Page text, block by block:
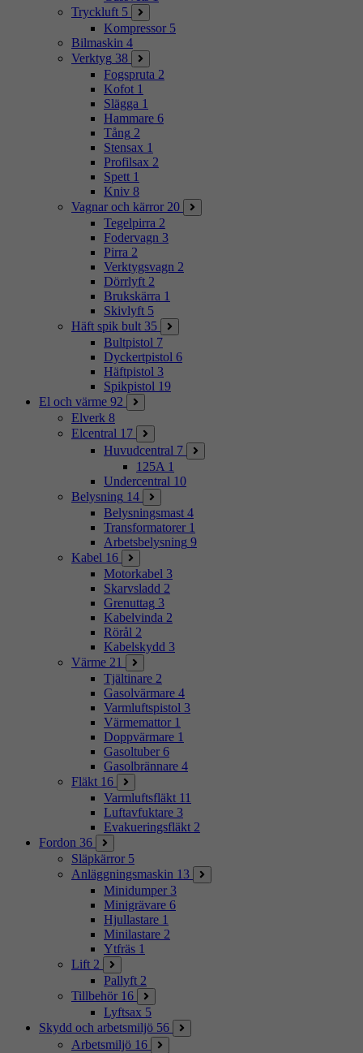
Tryckluft 5
Kompressor 5
Bilmaskin 4
Verktyg 38
Fogspruta 2
Kofot 1
Slägga 1
Hammare 6
Tång 2
Stensax 1
Profilsax 2
Spett 1
Kniv 8
Vagnar och kärror 20
Tegelpirra 2
Fodervagn 3
Pirra 2
Verktygsvagn 2
Dörrlyft 2
Brukskärra 1
Skivlyft 5
Häft spik bult 35
Bultpistol 7
Dyckertpistol 6
Häftpistol 3
Spikpistol 19
El och värme 92
Elverk 8
Elcentral 17
Huvudcentral 7
125A 1
Undercentral 10
Belysning 14
Belysningsmast 4
Transformatorer 1
Arbetsbelysning 9
Kabel 16
Motorkabel 3
Skarvsladd 2
Grenuttag 3
Kabelvinda 2
Rörål 2
Kabelskydd 3
Värme 21
Tjältinare 2
Gasolvärmare 4
Varmluftspistol 3
Värmemattor 1
Doppvärmare 1
Gasoltuber 6
Gasolbrännare 4
Fläkt 16
Varmluftsfläkt 11
Luftavfuktare 3
Evakueringsfläkt 2
Fordon 36
Släpkärror 5
Anläggningsmaskin 13
Minidumper 3
Minigrävare 6
Hjullastare 1
Minilastare 2
Ytfräs 1
Lift 2
Pallyft 2
Tillbehör 16
Lyftsax 5
Skydd och arbetsmiljö 56
Arbetsmiljö 16